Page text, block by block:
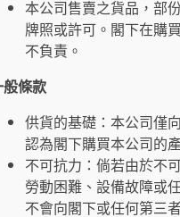
本公司售賣之貨品，部
牌照或許可。閣下在購
不負責。
般條款
供貨的基礎：本公司僅
認為閣下購買本公司的
不可抗力：倘若由於不
勞動困難、設備故障或
不會向閣下或任何第三